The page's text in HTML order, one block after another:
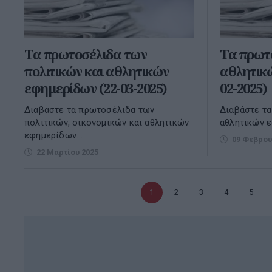
Τα πρωτοσέλιδα των
πολιτικών και αθλητικών
εφημερίδων (22-03-2025)
Διαβάστε τα πρωτοσέλιδα των
πολιτικών, οικονομικών και αθλητικών
εφημερίδων. ...
22 Μαρτίου 2025
Τα
02-2025)
Διαβάστε
αθλητικών
09
Τρέχουσα
1 Σελίδα
2 Σελίδα
3 Σελίδα
4 Σελίδα
5